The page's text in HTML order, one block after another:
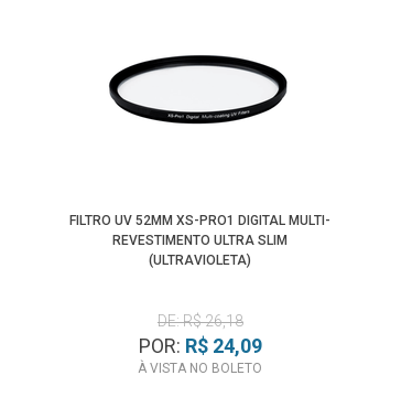
FILTRO UV 52MM XS-PRO1 DIGITAL MULTI-
REVESTIMENTO ULTRA SLIM
(ULTRAVIOLETA)
DE: R$ 26,18
POR: R$ 24,09
À VISTA NO BOLETO